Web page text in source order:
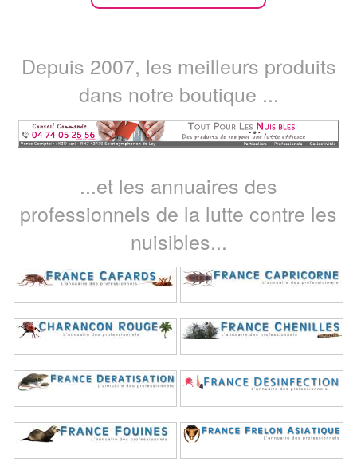
Depuis 2007, les meilleurs produits
dans notre boutique ...
...et les annuaires des
professionnels de la lutte contre les
nuisibles...